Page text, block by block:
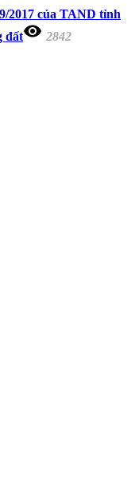
2017 của TAND tỉnh
đấtvisibility 2842